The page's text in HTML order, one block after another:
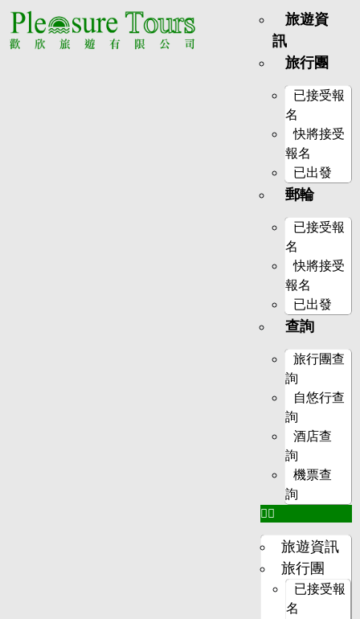
旅遊資
訊
旅行團
已接受報
名
快將接受
報名
已出發
郵輪
已接受報
名
快將接受
報名
已出發
查詢
旅行團查
詢
自悠行查
詢
酒店查
詢
機票查
詢
旅遊資訊
旅行團
已接受報
名